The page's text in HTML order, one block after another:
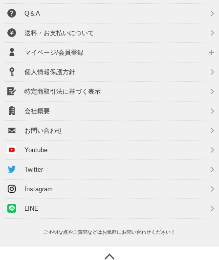
Q＆A
送料・お支払いについて
マイページ/会員登録
個人情報保護方針
特定商取引法に基づく表示
会社概要
お問い合わせ
Youtube
Twitter
Instagram
LINE
ご不明な点やご質問などはお気軽にお問い合わせください！